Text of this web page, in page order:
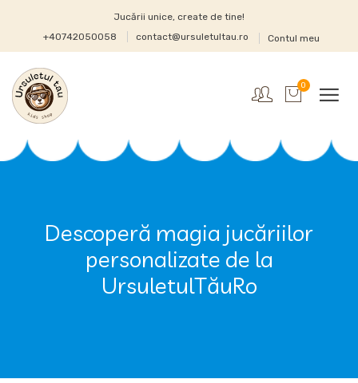
Jucării unice, create de tine!
+40742050058
contact@ursuletultau.ro Contul meu
0
Descoperă magia jucăriilor
personalizate de la
UrsuletulTăuRo